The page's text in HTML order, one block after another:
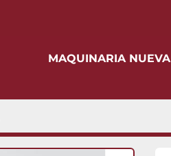
MAQUINARIA NUEVA